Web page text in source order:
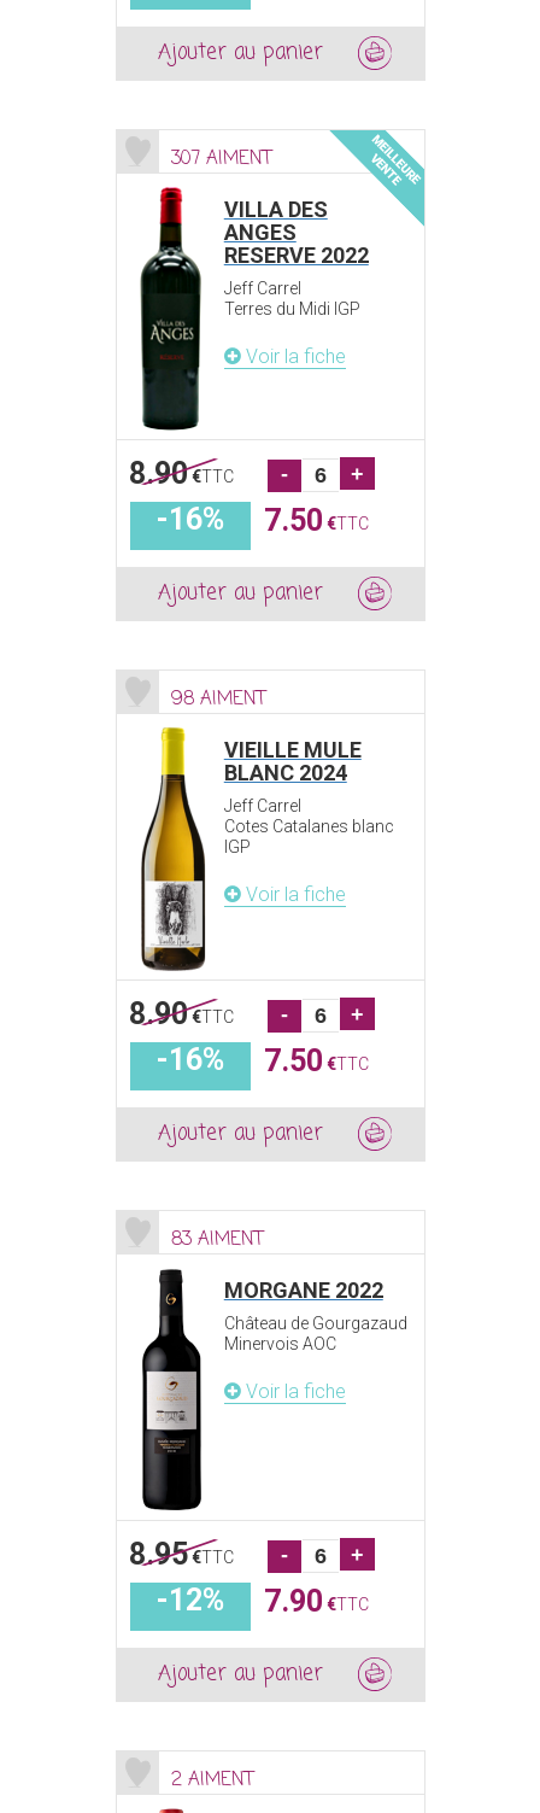
Ajouter au panier
307 AIMENT
VILLA DES
ANGES
RESERVE 2022
Jeff Carrel
Terres du Midi IGP
Voir la fiche
8.90 €TTC - +
-16% 7.50 €TTC
Ajouter au panier
98 AIMENT
VIEILLE MULE
BLANC 2024
Jeff Carrel
Cotes Catalanes blanc
IGP
Voir la fiche
8.90 €TTC - +
-16% 7.50 €TTC
Ajouter au panier
83 AIMENT
MORGANE 2022
Château de Gourgazaud
Minervois AOC
Voir la fiche
8.95 €TTC - +
-12% 7.90 €TTC
Ajouter au panier
2 AIMENT